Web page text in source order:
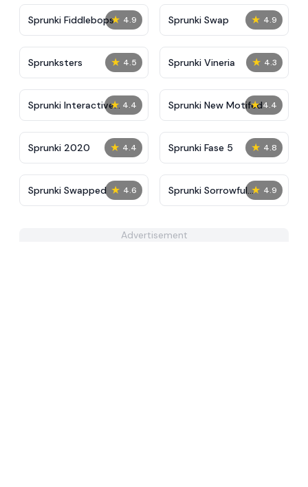
★ 4.9
Sprunki Fiddlebops ★ 4.9
Sprunki Swap
★ 4.5
Sprunksters ★ 4.3
Sprunki Vineria
★ 4.4
Sprunki Interactive
Tunner
★ 4.4
Sprunki New Motifed
★ 4.4
Sprunki 2020 ★ 4.8
Sprunki Fase 5
★ 4.6
Sprunki Swapped ★ 4.9
Sprunki Sorrowful
Demises
Advertisement